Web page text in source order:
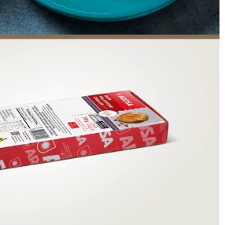
SAC ACESSO PARA PARCEIROS